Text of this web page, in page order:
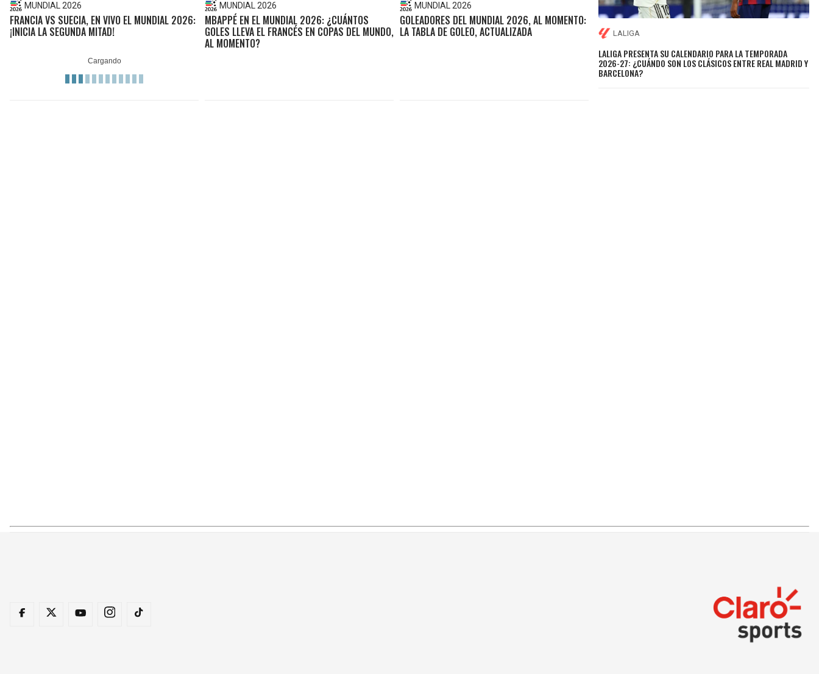
MUNDIAL 2026
FRANCIA VS SUECIA, EN VIVO EL MUNDIAL 2026:
¡INICIA LA SEGUNDA MITAD!
MUNDIAL 2026
MBAPPÉ EN EL MUNDIAL 2026: ¿CUÁNTOS
GOLES LLEVA EL FRANCÉS EN COPAS DEL MUNDO,
AL MOMENTO?
MUNDIAL 2026
GOLEADORES DEL MUNDIAL 2026, AL MOMENTO:
LA TABLA DE GOLEO, ACTUALIZADA LALIGA
LALIGA PRESENTA SU CALENDARIO PARA LA TEMPORADA
2026-27: ¿CUÁNDO SON LOS CLÁSICOS ENTRE REAL MADRID Y
BARCELONA?